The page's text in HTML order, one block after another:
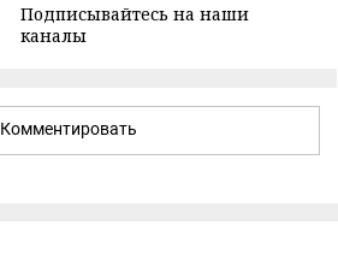
Подписывайтесь на наши
каналы
Комментировать